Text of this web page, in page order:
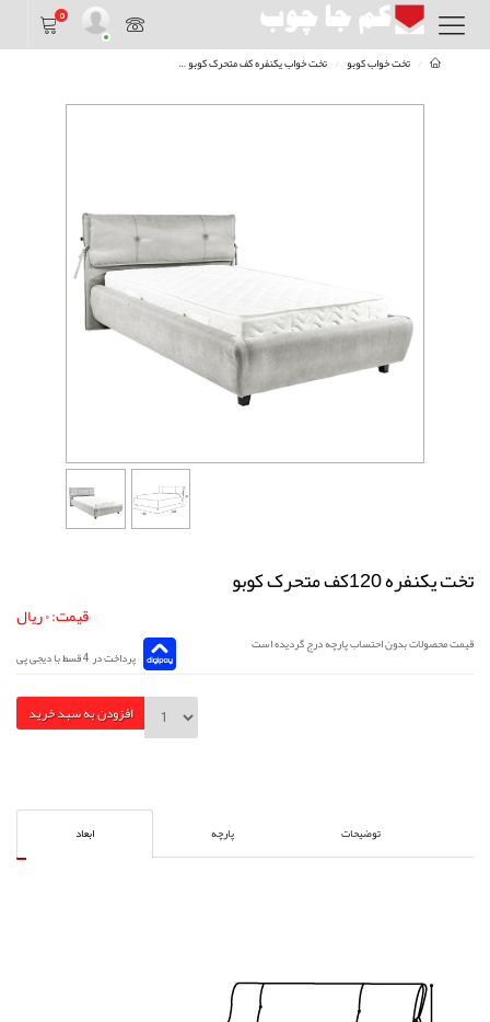
0
تخت خواب کوبو تخت خواب یکنفره کف متحرک کوبو
تخت یکنفره 120کف متحرک کوبو
قیمت: ۰ ریال
قیمت محصولات بدون احتساب پارچه درج گردیده است
پرداخت در 4 قسط با دیجی پی
افزودن به سبد خرید
توضیحات پارچه ابعاد